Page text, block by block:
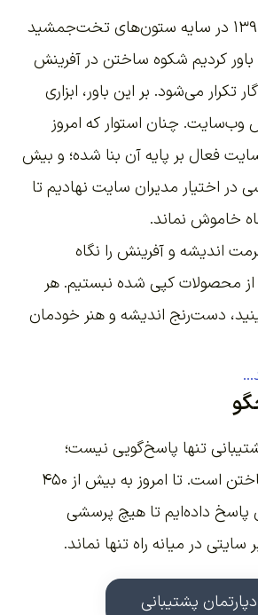
آغاز راه ما به سال ۱۳۹۴ در سایه ستون‌های تخت‌جمشید
باور کردیم شکوه ساختن در آفرینش
تکرار می‌شود. بر این باور، ابزاری
وب‌سایت. چنان استوار که امروز
وب‌سایت فعال بر پایه آن بنا شده؛ و بیش
در اختیار مدیران سایت نهادیم تا
خاموش نماند.
اندیشه و آفرینش را نگاه
از محصولات کپی شده نبستیم. هر
دست‌رنج اندیشه و هنر خودمان
تنها پاسخ‌گویی نیست؛
همراهی در مسیر ساختن است. تا امروز به بیش از ۴۵۰
پاسخ داده‌ایم تا هیچ پرسشی
در میانه راه تنها نماند.
دپارتمان پشتیبانی